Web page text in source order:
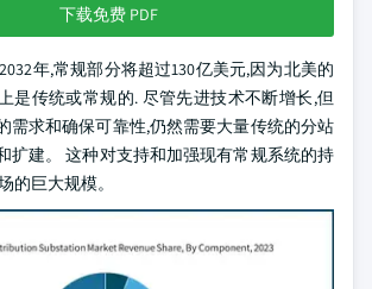
下载免费 PDF
年,常规部分将超过130亿美元,因为北美的
是传统或常规的. 尽管先进技术不断增长,但
需求和确保可靠性,仍然需要大量传统的分站
扩建。 这种对支持和加强现有常规系统的持
的巨大规模。